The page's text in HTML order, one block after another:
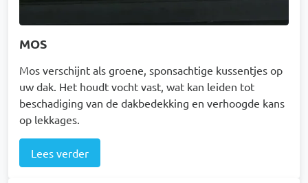
MOS
Mos verschijnt als groene, sponsachtige kussentjes op
uw dak. Het houdt vocht vast, wat kan leiden tot
beschadiging van de dakbedekking en verhoogde kans
op lekkages.
Lees verder